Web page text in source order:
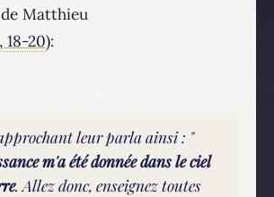
Matthieu
18-20):
leur parla ainsi : "
m'a été donnée dans le ciel
. Allez donc, enseignez toutes